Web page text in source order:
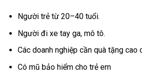
Người trẻ từ 20–40 tuổi.
Người đi xe tay ga, mô tô.
Các doanh nghiệp cần quà tặng cao
Có mũ bảo hiểm cho trẻ em